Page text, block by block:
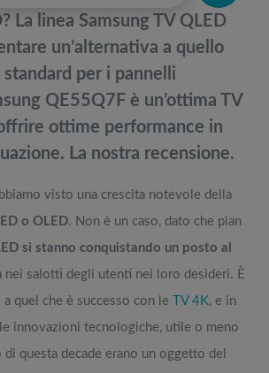
The Serif 2019: Il Lifestyle dal design
i 4 modelli della nuova serie Samsung
da non perdere nella Black Friday Week
migliori Stand Up Paddle gonfiabili dell’anno
La linea Samsung TV QLED
un’alternativa a quello
per i pannelli
QE55Q7F è un’ottima TV
ottime performance in
La nostra recensione.
visto una crescita notevole della
o OLED. Non è un caso, dato che pian
si stanno conquistando un posto al
nei salotti degli utenti nei loro desideri. È
a quel che è successo con le
TV 4K, e in
innovazioni tecnologiche, utile o meno
di questa decade erano un oggetto del